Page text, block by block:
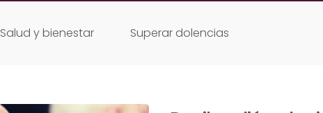
Salud y bienestar Superar dolencias